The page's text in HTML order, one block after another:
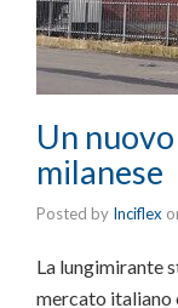
Un
milanese
Posted by Inciflex
La lungimirante
mercato italiano